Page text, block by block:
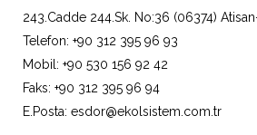
243.Cadde 244.Sk. No:36 (06374)
Telefon: +90 312 395 96 93
Mobil: +90 530 156 92 42
Faks: +90 312 395 96 94
E.Posta: esdor@ekolsistem.com.tr